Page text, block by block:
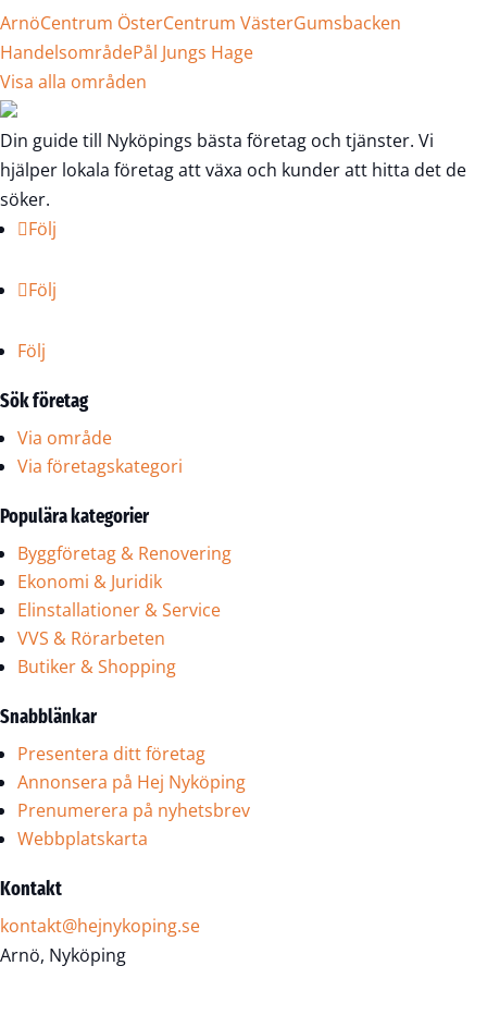
ArnöCentrum ÖsterCentrum VästerGumsbacken
HandelsområdePål Jungs Hage
Visa alla områden
Din guide till Nyköpings bästa företag och tjänster. Vi
hjälper lokala företag att växa och kunder att hitta det de
söker.
Följ
Följ
Följ
Sök företag
Via område
Via företagskategori
Populära kategorier
Byggföretag & Renovering
Ekonomi & Juridik
Elinstallationer & Service
VVS & Rörarbeten
Butiker & Shopping
Snabblänkar
Presentera ditt företag
Annonsera på Hej Nyköping
Prenumerera på nyhetsbrev
Webbplatskarta
Kontakt
kontakt@hejnykoping.se
Arnö, Nyköping